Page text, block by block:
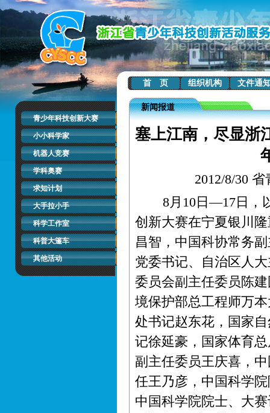
首 页 组织机构 文件通
青少年科技创新大赛
小小科学家
机器人竞赛
学科奥赛
求知计划
大手拉小手
科学工作室
科普大篷车
其他活动
新闻报道
塞上江南，尽显
2012/8/30
8月 10日—17日，
创新大赛在宁夏银川
昌智，中国科协常务
党委书记、自治区人
委员会副主任委员陈
境保护部总工程师万
处书记赵东花，国家
记徐延豪，国家体育
副主任委员王庆喜，
任王乃彦，中国科学
中国科学院院士、大